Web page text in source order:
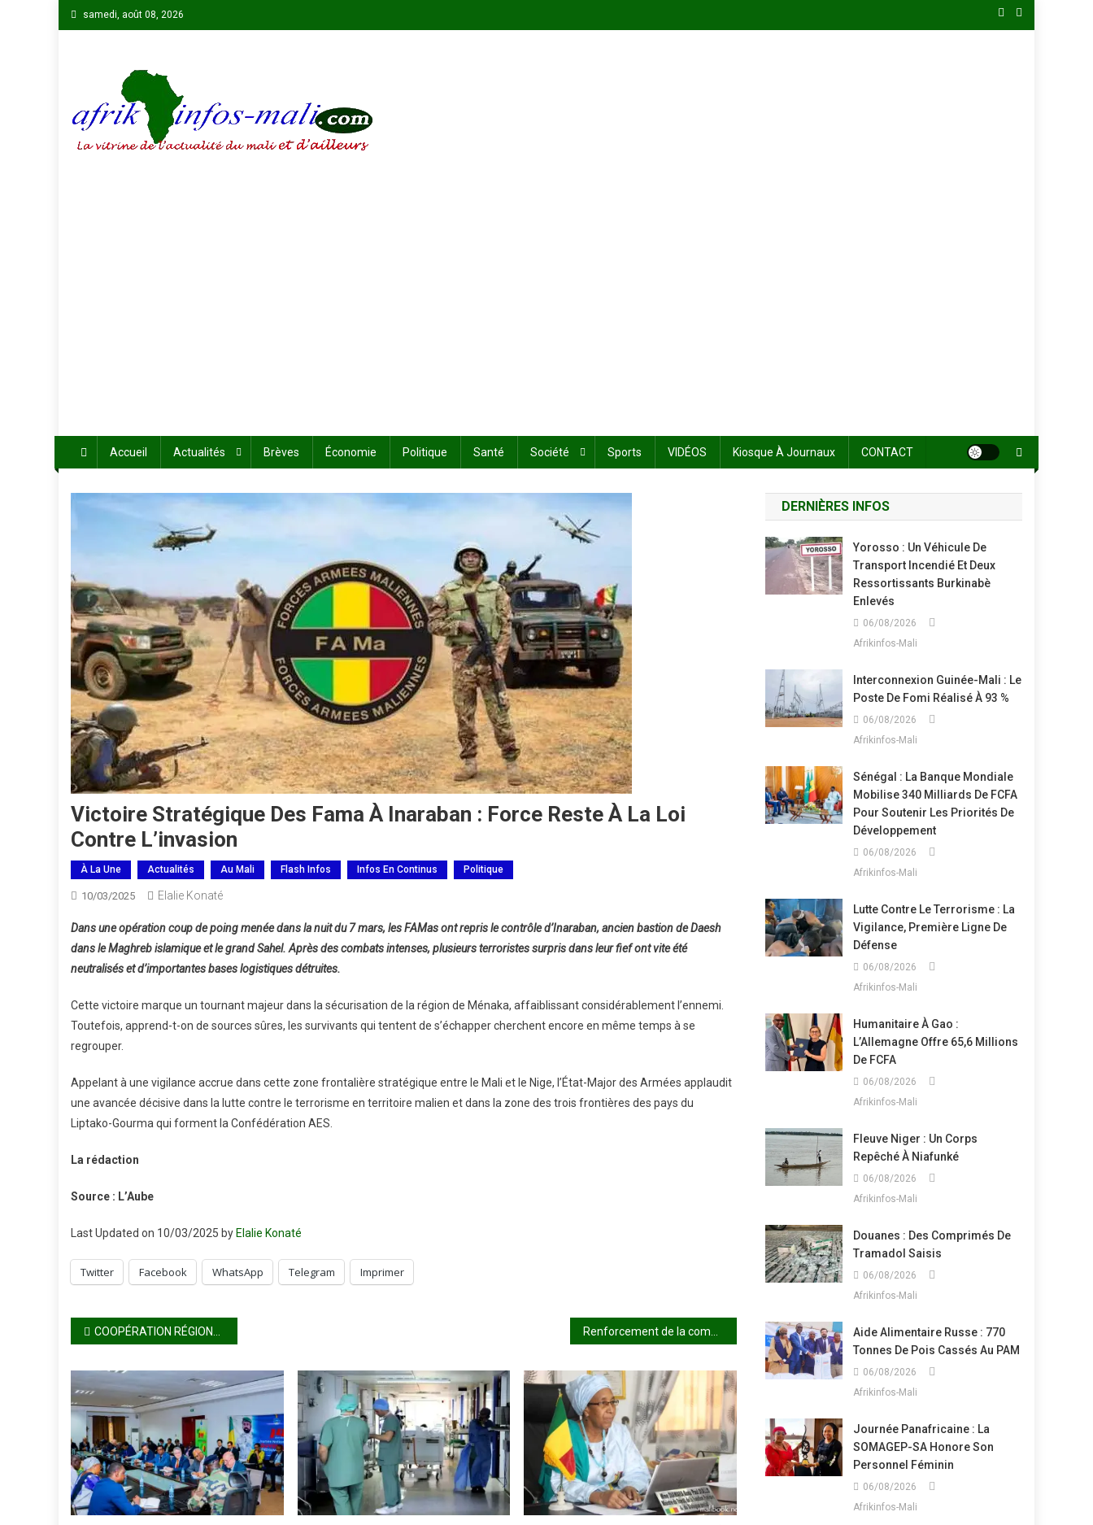
Skip
to
samedi, août 08, 2026
Accueil Actualités Brèves Économie Politique Santé Société Sports VIDÉOS Kiosque À Journaux CONTACT
Victoire Stratégique Des Fama À Inaraban : Force Reste À La Loi
Contre L’invasion
À La Une Actualités Au Mali Flash Infos Infos En Continus Politique
10/03/2025 Elalie Konaté
Dans une opération coup de poing menée dans la nuit du 7 mars, les FAMas ont repris le contrôle d’Inaraban, ancien bastion de Daesh
dans le Maghreb islamique et le grand Sahel. Après des combats intenses, plusieurs terroristes surpris dans leur fief ont vite été
neutralisés et d’importantes bases logistiques détruites.
Cette victoire marque un tournant majeur dans la sécurisation de la région de Ménaka, affaiblissant considérablement l’ennemi.
Toutefois, apprend-t-on de sources sûres, les survivants qui tentent de s’échapper cherchent encore en même temps à se
regrouper.
Appelant à une vigilance accrue dans cette zone frontalière stratégique entre le Mali et le Nige, l’État-Major des Armées applaudit
une avancée décisive dans la lutte contre le terrorisme en territoire malien et dans la zone des trois frontières des pays du
Liptako-Gourma qui forment la Confédération AES.
La rédaction
Source : L’Aube
Last Updated on 10/03/2025 by Elalie Konaté
Twitter Facebook WhatsApp Telegram Imprimer
Navigation
de
l’article
COOPÉRATION RÉGIONALE : Le Président de la République du Ghana, John Dramani MAHAMA, en visite officielle au Mali
DERNIÈRES INFOS
Yorosso : Un Véhicule De
Transport Incendié Et Deux
Ressortissants Burkinabè
Enlevés
06/08/2026
Afrikinfos-Mali
Interconnexion Guinée-Mali : Le
Poste De Fomi Réalisé À 93 %
06/08/2026
Afrikinfos-Mali
Sénégal : La Banque Mondiale
Mobilise 340 Milliards De FCFA
Pour Soutenir Les Priorités De
Développement
06/08/2026
Afrikinfos-Mali
Lutte Contre Le Terrorisme : La
Vigilance, Première Ligne De
Défense
06/08/2026
Afrikinfos-Mali
Humanitaire À Gao :
L’Allemagne Offre 65,6 Millions
De FCFA
06/08/2026
Afrikinfos-Mali
Fleuve Niger : Un Corps
Repêché À Niafunké
06/08/2026
Afrikinfos-Mali
Douanes : Des Comprimés De
Tramadol Saisis
06/08/2026
Afrikinfos-Mali
Aide Alimentaire Russe : 770
Tonnes De Pois Cassés Au PAM
06/08/2026
Afrikinfos-Mali
Journée Panafricaine : La
SOMAGEP-SA Honore Son
Personnel Féminin
06/08/2026
Afrikinfos-Mali